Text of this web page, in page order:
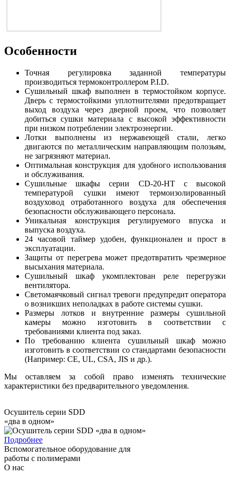
Особенности
Точная регулировка заданной температуры
производиться термоконтроллером P.I.D.
Сушильный шкаф выполнен в термостойком корпусе.
Дверь с термостойкими уплотнителями предотвращает
выход воздуха через дверной проем, что позволяет
добиться сушки материала с высокой эффективности
при низком потреблении электроэнергии.
Лотки выполнены из нержавеющей стали, легко
двигаются по металлическим направляющим полозьям,
не загрязняют материал.
Оптимальная конструкция для удобного использования
и обслуживания.
Сушильные шкафы серии CD-20-HТ с высокой
температурой сушки имеют термоизолированный
воздуховод отработанного воздуха для обеспечения
безопасности обслуживающего персонала.
Уникальная конструкция регулируемого впуска и
выпуска воздуха.
24 часовой таймер удобен, функционален и прост в
эксплуатации.
Защиты от перегрева может предотвратить чрезмерное
высыхания материала.
Сушильный шкаф укомплектован реле перегрузки
вентилятора.
Светомаячковый сигнал тревоги предупредит оператора
о возникших неполадках в работе системы сушки.
Размеры лотков и внутренние размеры сушильной
камеры можно изготовить в соответствии с
требованиями клиента под заказ.
По требованию клиента сушильный шкаф можно
изготовить в соответствии со стандартами безопасности
(Например: CE, UL, CSA, JIS и др.).
Мы оставляем за собой право изменять технические
характеристики без предварительного уведомления.
Осушитель серии SDD
«два в одном»
Подробнее
Вспомогательное оборудование для
работы с полимерами
О нас